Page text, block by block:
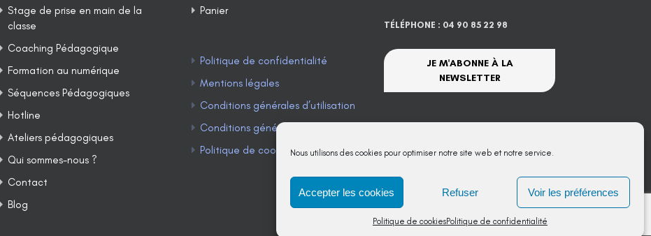
Nous utilisons des cookies pour optimiser notre site web et notre service.
Accepter les cookies Refuser Voir les préférences
Politique de cookiesPolitique de confidentialité
Stage de prise en main de la
classe
Coaching Pédagogique
Formation au numérique
Séquences Pédagogiques
Hotline
Ateliers pédagogiques
Qui sommes-nous ?
Contact
Blog
Panier
Politique de confidentialité
Mentions légales
Conditions générales d’utilisation
Conditions générales de vente
Politique de cookies (UE)
TÉLÉPHONE : 04 90 85 22 98
JE M'ABONNE À LA
NEWSLETTER